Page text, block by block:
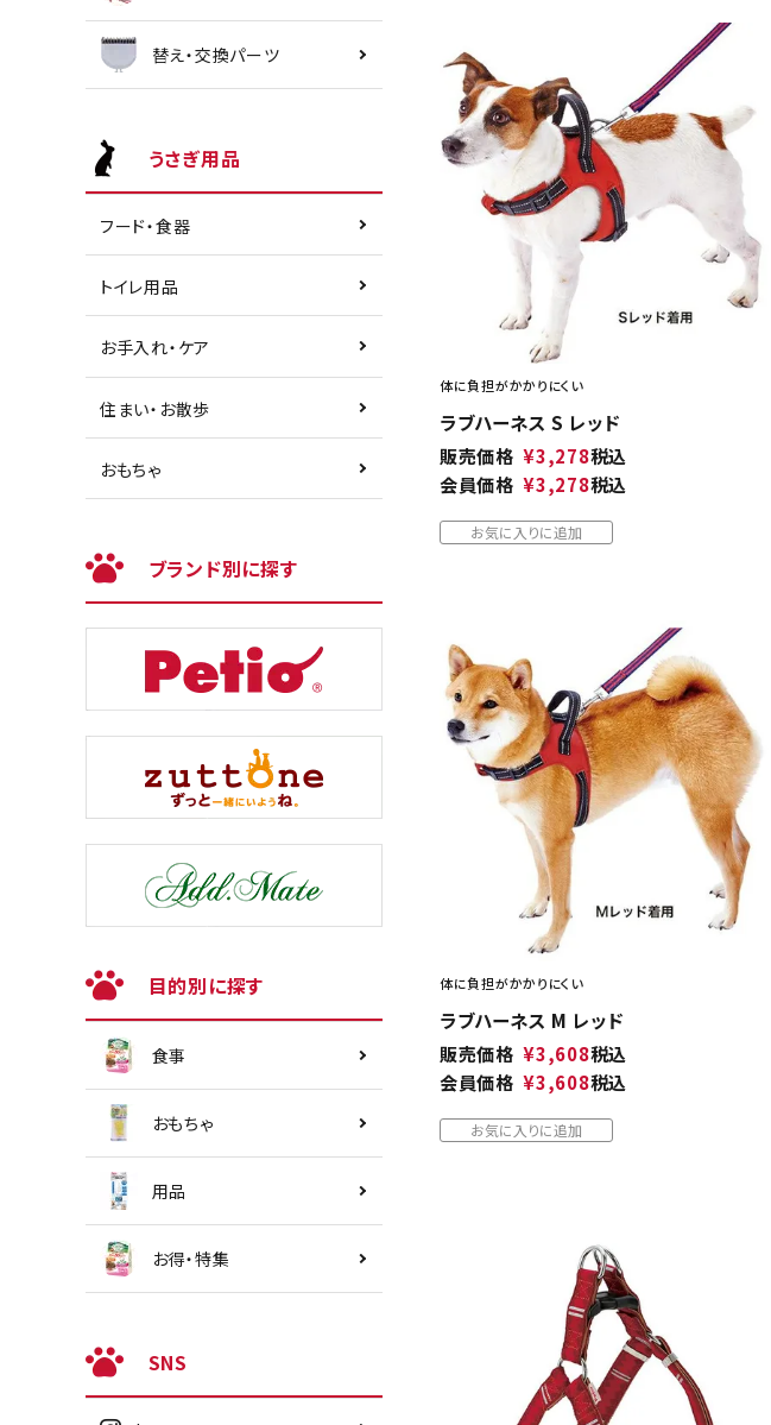
替え・交換パーツ
うさぎ用品
フード・食器
トイレ用品
お手入れ・ケア
住まい・お散歩
おもちゃ
ブランド別に探す
目的別に探す
食事
おもちゃ
用品
お得・特集
SNS
体に負担がかかりにくい
ラブハーネス S レッド
販売価格 ¥3,278税込
会員価格 ¥3,278税込
お気に入りに追加
体に負担がかかりにくい
ラブハーネス M レッド
販売価格 ¥3,608税込
会員価格 ¥3,608税込
お気に入りに追加